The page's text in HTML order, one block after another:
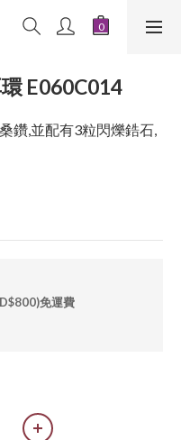
E060C014
鑽,並配有3粒閃爍鋯石,
免運費